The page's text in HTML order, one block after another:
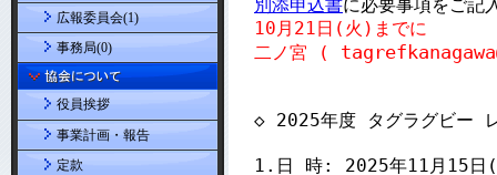
広報委員会(1)
事務局(0)
役員挨拶
事業計画・報告
定款